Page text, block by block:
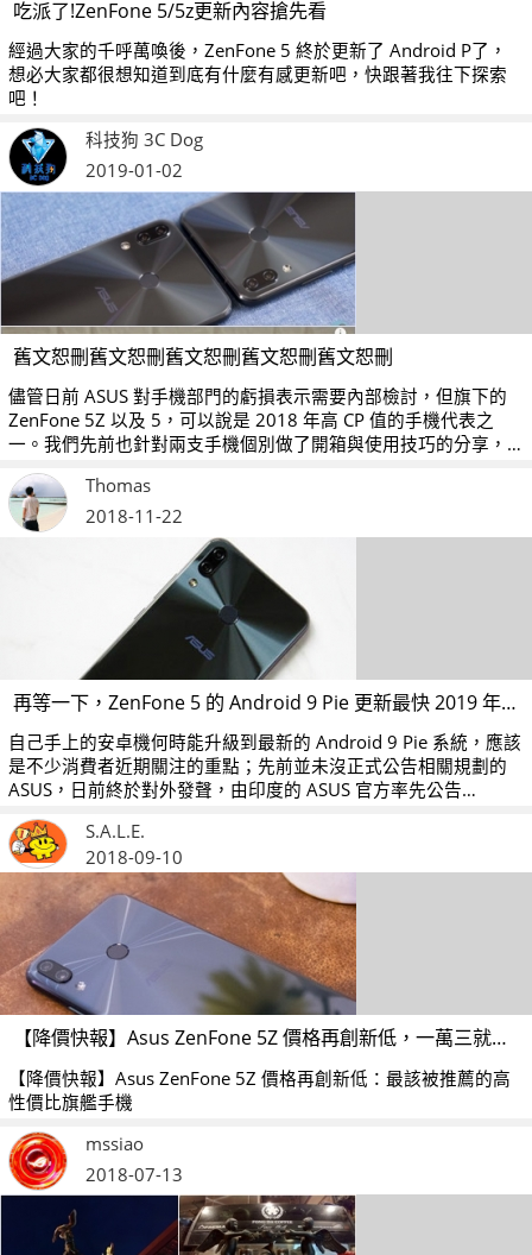
吃派了!ZenFone 5/5z更新內容搶先看
經過大家的千呼萬喚後，ZenFone 5 終於更新了 Android P了，
想必大家都很想知道到底有什麼有感更新吧，快跟著我往下探索
吧！
科技狗 3C Dog
2019-01-02
舊文恕刪舊文恕刪舊文恕刪舊文恕刪舊文恕刪
儘管日前 ASUS 對手機部門的虧損表示需要內部檢討，但旗下的
ZenFone 5Z 以及 5，可以說是 2018 年高 CP 值的手機代表之
一。我們先前也針對兩支手機個別做了開箱與使用技巧的分享，
但問題來了，到底 ZenFone 5Z 跟 ZenFone 5 有什麼不一樣呢？
這一次來做個比較吧！或許趁年底特價時，可以看看自己的需求
是否該入手唷！
Thomas
2018-11-22
再等一下，ZenFone 5 的 Android 9 Pie 更新最快 2019 年 1 月推送
自己手上的安卓機何時能升級到最新的 Android 9 Pie 系統，應該
是不少消費者近期關注的重點；先前並未沒正式公告相關規劃的
ASUS，日前終於對外發聲，由印度的 ASUS 官方率先公告
ZenFone 5Z 將會最早升到 Android 9 Pie，但還要等到 2019
年。
S.A.L.E.
2018-09-10
【降價快報】Asus ZenFone 5Z 價格再創新低，一萬三就買到網友推崇的高評價旗艦手機
【降價快報】Asus ZenFone 5Z 價格再創新低：最該被推薦的高
性價比旗艦手機
mssiao
2018-07-13